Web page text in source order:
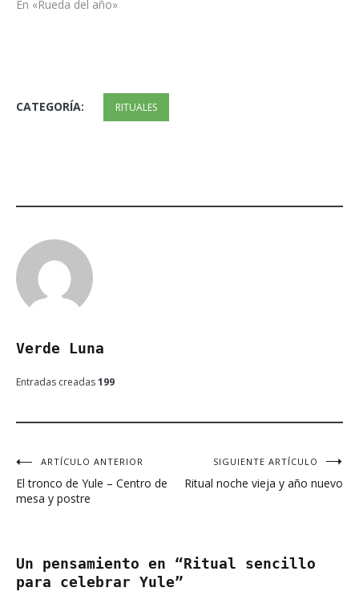
En «Rueda del año»
CATEGORÍA: RITUALES
Verde Luna
Entradas creadas199
Navegación
de
ARTÍCULO ANTERIOR
El tronco de Yule – Centro de
mesa y postre
SIGUIENTE ARTÍCULO
Ritual noche vieja y año nuevo
Un pensamiento en “Ritual sencillo
para celebrar Yule”